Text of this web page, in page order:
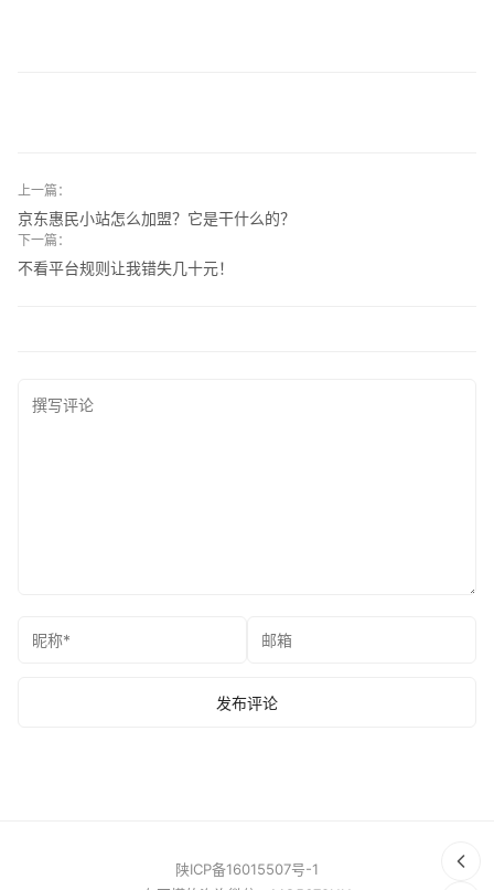
上一篇：
京东惠民小站怎么加盟？它是干什么的？
下一篇：
不看平台规则让我错失几十元！
陕ICP备16015507号-1